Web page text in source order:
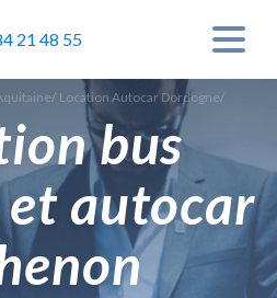
21 48 55
/ Location Autocar Dordogne/
bus
autocar